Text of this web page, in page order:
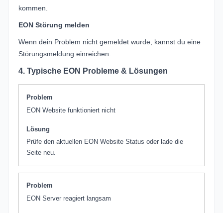
kommen.
EON Störung melden
Wenn dein Problem nicht gemeldet wurde, kannst du eine
Störungsmeldung einreichen.
4. Typische EON Probleme & Lösungen
Problem
EON Website funktioniert nicht
Lösung
Prüfe den aktuellen EON Website Status oder lade die
Seite neu.
Problem
EON Server reagiert langsam